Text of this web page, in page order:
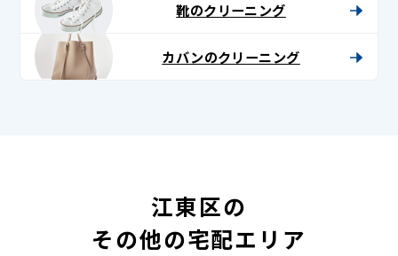
靴のクリーニング
カバンのクリーニング
江東区の
その他の宅配エリア